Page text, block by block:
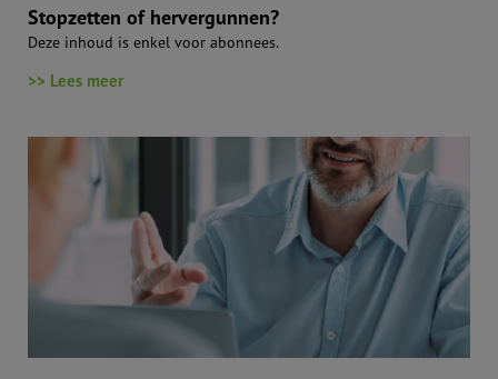
Stopzetten of hervergunnen?
Deze inhoud is enkel voor abonnees.
>> Lees meer